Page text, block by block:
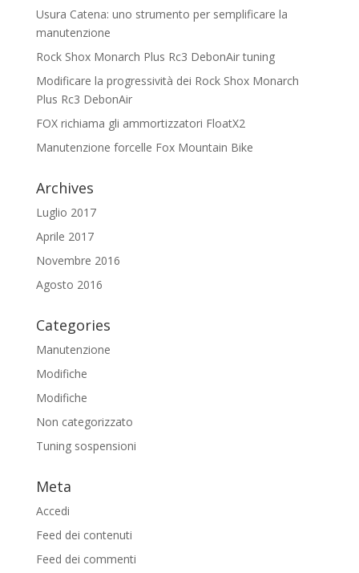
Usura Catena: uno strumento per semplificare la
manutenzione
Rock Shox Monarch Plus Rc3 DebonAir tuning
Modificare la progressività dei Rock Shox Monarch
Plus Rc3 DebonAir
FOX richiama gli ammortizzatori FloatX2
Manutenzione forcelle Fox Mountain Bike
Archives
Luglio 2017
Aprile 2017
Novembre 2016
Agosto 2016
Categories
Manutenzione
Modifiche
Modifiche
Non categorizzato
Tuning sospensioni
Meta
Accedi
Feed dei contenuti
Feed dei commenti